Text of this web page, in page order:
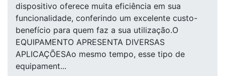
dispositivo oferece muita eficiência em sua
funcionalidade, conferindo um excelente custo-
benefício para quem faz a sua utilização.O
EQUIPAMENTO APRESENTA DIVERSAS
APLICAÇÕESAo mesmo tempo, esse tipo de
equipament...